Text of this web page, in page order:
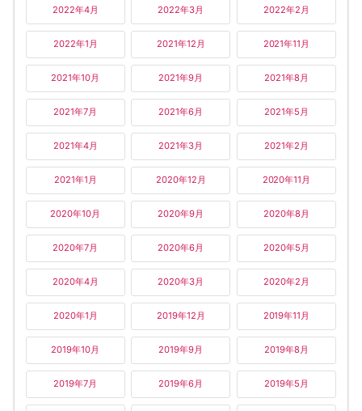
2022年4月 2022年3月 2022年2月
2022年1月 2021年12月 2021年11月
2021年10月 2021年9月 2021年8月
2021年7月 2021年6月 2021年5月
2021年4月 2021年3月 2021年2月
2021年1月 2020年12月 2020年11月
2020年10月 2020年9月 2020年8月
2020年7月 2020年6月 2020年5月
2020年4月 2020年3月 2020年2月
2020年1月 2019年12月 2019年11月
2019年10月 2019年9月 2019年8月
2019年7月 2019年6月 2019年5月